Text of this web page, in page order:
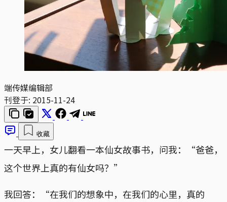
端传媒编辑部
刊登于: 2015-11-24
收藏
一天早上，女儿翻看一本仙女故事书，问我：“爸爸，
这个世界上真的有仙女吗？”
我回答：“在我们的想象中，在我们的心里，真的